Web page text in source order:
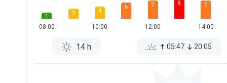
1
08:00
3 4
10:00
6 7
12:00
8 7
14:00
14 h 05:47 20:05